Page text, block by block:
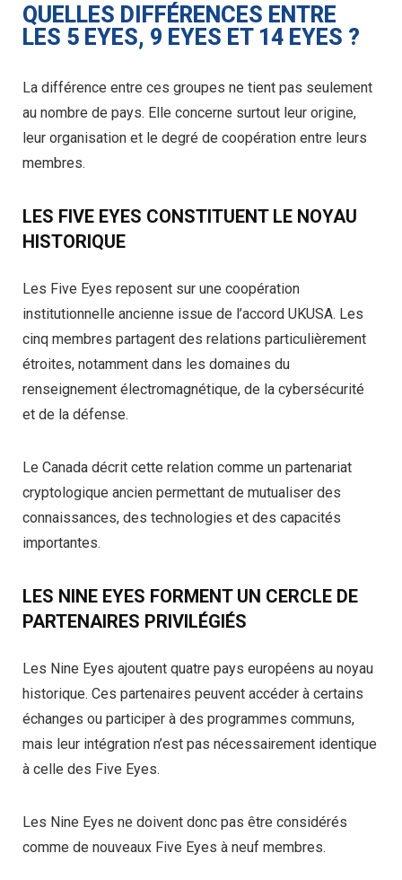
QUELLES DIFFÉRENCES ENTRE
LES 5 EYES, 9 EYES ET 14 EYES ?
La différence entre ces groupes ne tient pas seulement
au nombre de pays. Elle concerne surtout leur origine,
leur organisation et le degré de coopération entre leurs
membres.
LES FIVE EYES CONSTITUENT LE NOYAU
HISTORIQUE
Les Five Eyes reposent sur une coopération
institutionnelle ancienne issue de l’accord UKUSA. Les
cinq membres partagent des relations particulièrement
étroites, notamment dans les domaines du
renseignement électromagnétique, de la cybersécurité
et de la défense.
Le Canada décrit cette relation comme un partenariat
cryptologique ancien permettant de mutualiser des
connaissances, des technologies et des capacités
importantes.
LES NINE EYES FORMENT UN CERCLE DE
PARTENAIRES PRIVILÉGIÉS
Les Nine Eyes ajoutent quatre pays européens au noyau
historique. Ces partenaires peuvent accéder à certains
échanges ou participer à des programmes communs,
mais leur intégration n’est pas nécessairement identique
à celle des Five Eyes.
Les Nine Eyes ne doivent donc pas être considérés
comme de nouveaux Five Eyes à neuf membres.